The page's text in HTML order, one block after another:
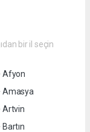
bir il seçin
Afyon
Amasya
Artvin
Bartın